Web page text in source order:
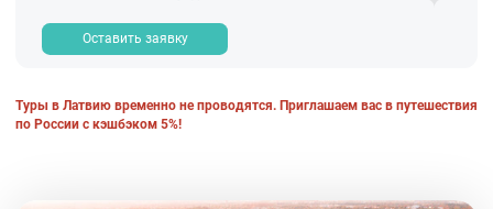
Оставить заявку
Туры в Латвию временно не проводятся. Приглашаем вас в путешествия
по России с кэшбэком 5%!